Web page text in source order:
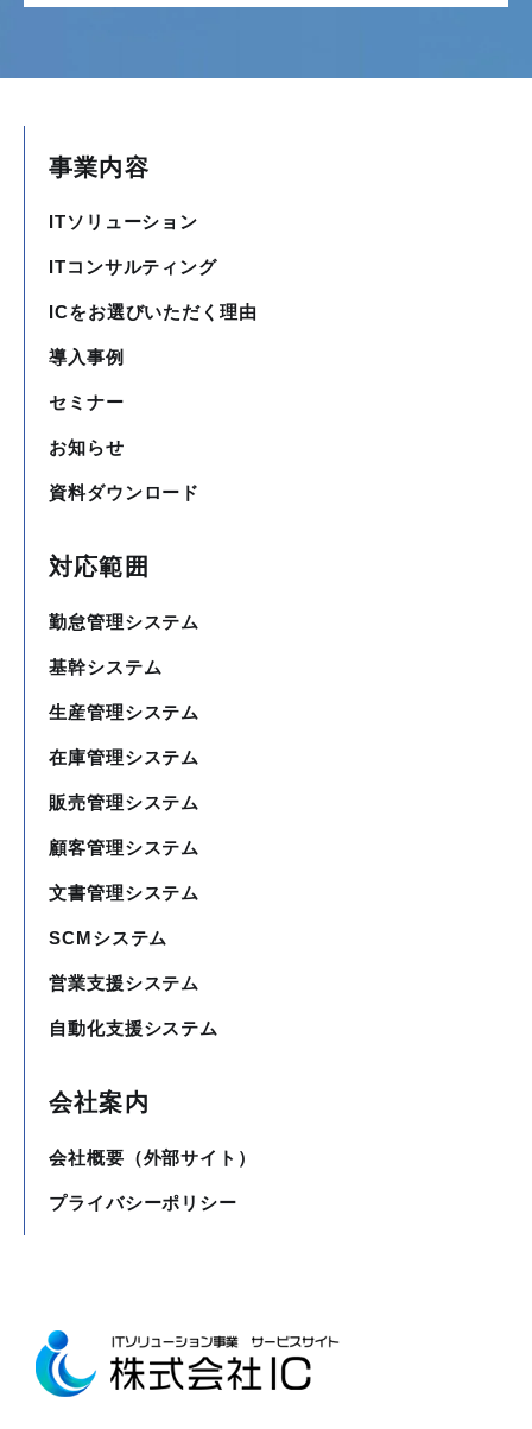
事業内容
ITソリューション
ITコンサルティング
ICをお選びいただく理由
導入事例
セミナー
お知らせ
資料ダウンロード
対応範囲
勤怠管理システム
基幹システム
生産管理システム
在庫管理システム
販売管理システム
顧客管理システム
文書管理システム
SCMシステム
営業支援システム
自動化支援システム
会社案内
会社概要（外部サイト）
プライバシーポリシー